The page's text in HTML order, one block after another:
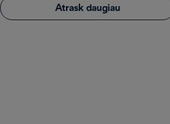
Atrask daugiau